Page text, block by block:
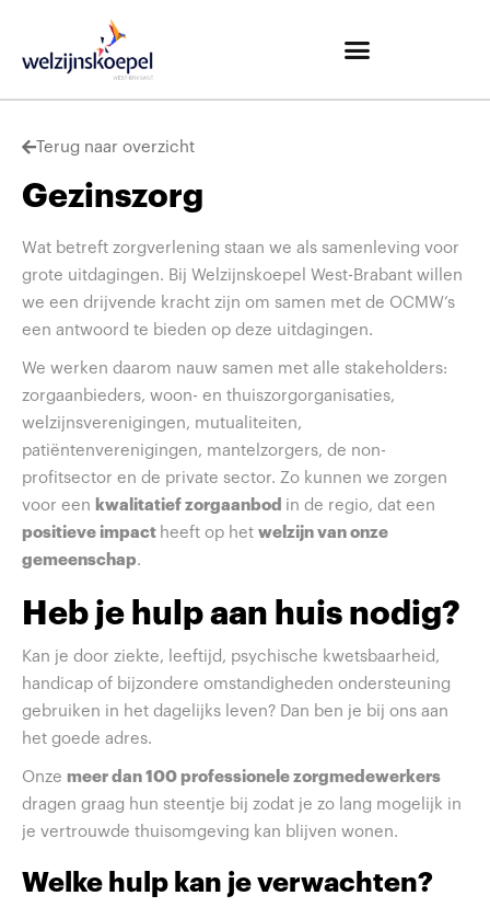
Terug naar overzicht
Gezinszorg
Wat betreft zorgverlening staan we als samenleving voor
grote uitdagingen. Bij Welzijnskoepel West-Brabant willen
we een drijvende kracht zijn om samen met de OCMW’s
een antwoord te bieden op deze uitdagingen.
We werken daarom nauw samen met alle stakeholders:
zorgaanbieders, woon- en thuiszorgorganisaties,
welzijnsverenigingen, mutualiteiten,
patiëntenverenigingen, mantelzorgers, de non-
profitsector en de private sector. Zo kunnen we zorgen
voor een kwalitatief zorgaanbod in de regio, dat een
positieve impact heeft op het welzijn van onze
gemeenschap.
Heb je hulp aan huis nodig?
Kan je door ziekte, leeftijd, psychische kwetsbaarheid,
handicap of bijzondere omstandigheden ondersteuning
gebruiken in het dagelijks leven? Dan ben je bij ons aan
het goede adres.
Onze meer dan 100 professionele zorgmedewerkers
dragen graag hun steentje bij zodat je zo lang mogelijk in
je vertrouwde thuisomgeving kan blijven wonen.
Welke hulp kan je verwachten?